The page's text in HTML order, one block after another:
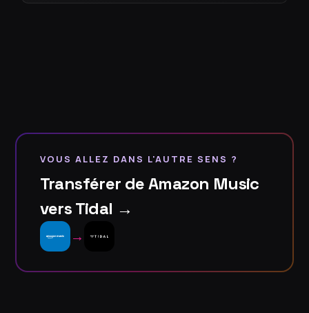
VOUS ALLEZ DANS L'AUTRE SENS ?
Transférer de Amazon Music
vers Tidal →
→